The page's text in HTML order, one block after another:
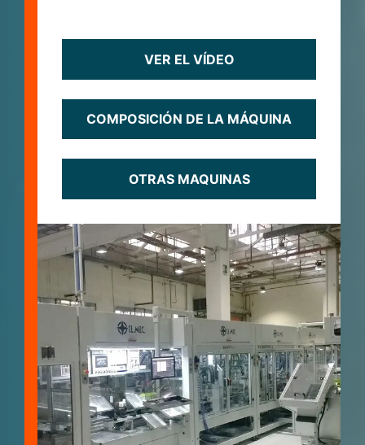
VER EL VÍDEO
COMPOSICIÓN DE LA MÁQUINA
OTRAS MAQUINAS